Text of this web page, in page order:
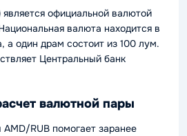
официальной валютой
валюта находится в
а один драм состоит из 100 лум.
Центральный банк
валютной пары
RUB помогает заранее